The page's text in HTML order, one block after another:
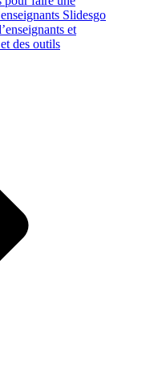
Slidesgo
et
des outils